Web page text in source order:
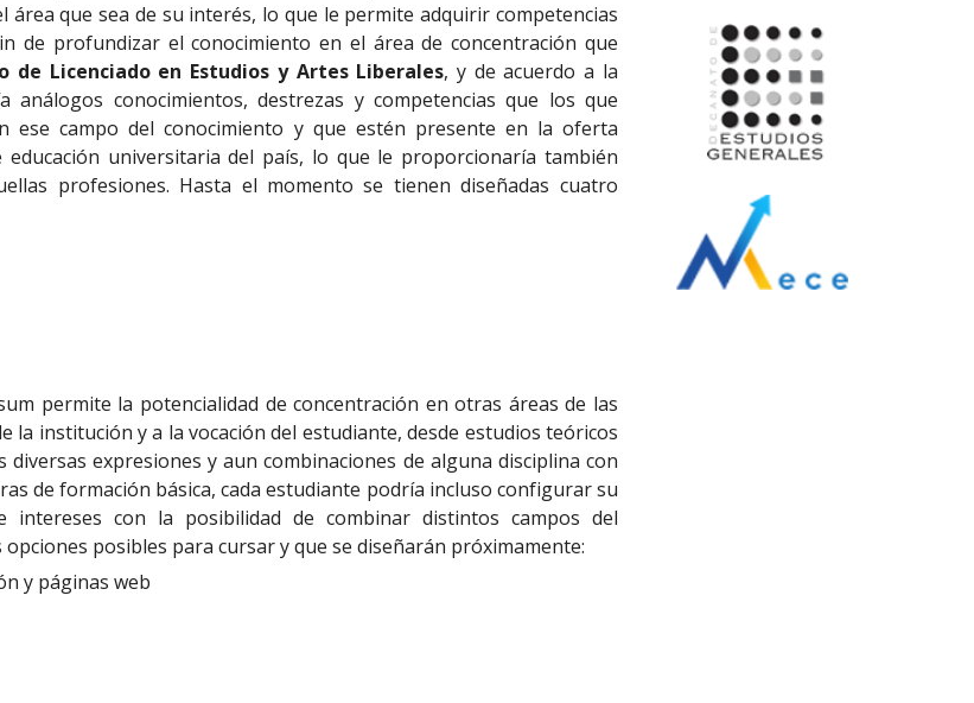
que sea de su interés, lo que le permite adquirir competencias
de profundizar el conocimiento en el área de concentración que
Licenciado en Estudios y Artes Liberales, y de acuerdo a la
análogos conocimientos, destrezas y competencias que los que
ese campo del conocimiento y que estén presente en la oferta
universitaria del país, lo que le proporcionaría también
profesiones. Hasta el momento se tienen diseñadas cuatro
permite la potencialidad de concentración en otras áreas de las
la institución y a la vocación del estudiante, desde estudios teóricos
expresiones y aun combinaciones de alguna disciplina con
de formación básica, cada estudiante podría incluso configurar su
con la posibilidad de combinar distintos campos del
posibles para cursar y que se diseñarán próximamente:
y páginas web